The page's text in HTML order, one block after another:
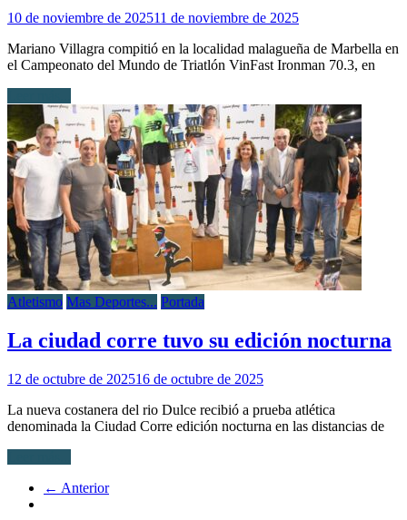
10 de noviembre de 202511 de noviembre de 2025
Mariano Villagra compitió en la localidad malagueña de Marbella en
el Campeonato del Mundo de Triatlón VinFast Ironman 70.3, en
Atletismo Mas Deportes... Portada
La ciudad corre tuvo su edición nocturna
12 de octubre de 202516 de octubre de 2025
La nueva costanera del rio Dulce recibió a prueba atlética
denominada la Ciudad Corre edición nocturna en las distancias de
← Anterior